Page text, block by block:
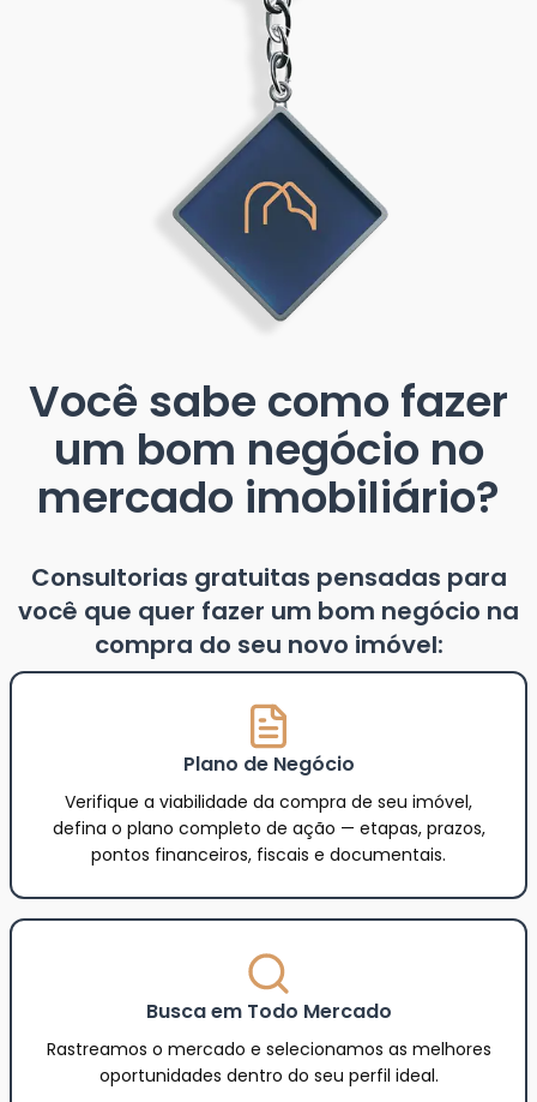
Você sabe como fazer
um bom negócio no
mercado imobiliário?
Consultorias gratuitas pensadas para
você que quer fazer um bom negócio na
compra do seu novo imóvel:
Plano de Negócio
Verifique a viabilidade da compra de seu imóvel,
defina o plano completo de ação — etapas, prazos,
pontos financeiros, fiscais e documentais.
Busca em Todo Mercado
Rastreamos o mercado e selecionamos as melhores
oportunidades dentro do seu perfil ideal.